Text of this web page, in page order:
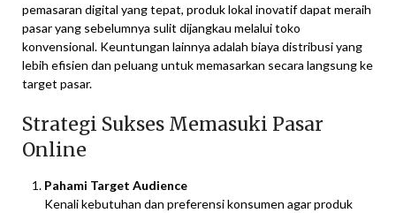
pemasaran digital yang tepat, produk lokal inovatif dapat meraih
pasar yang sebelumnya sulit dijangkau melalui toko
konvensional. Keuntungan lainnya adalah biaya distribusi yang
lebih efisien dan peluang untuk memasarkan secara langsung ke
target pasar.
Strategi Sukses Memasuki Pasar
Online
Pahami Target Audience
Kenali kebutuhan dan preferensi konsumen agar produk